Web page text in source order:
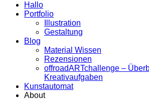
Hallo
Portfolio
Illustration
Gestaltung
Blog
Material Wissen
Rezensionen
offroadARTchallenge –
Kreativaufgaben
Kunstautomat
About